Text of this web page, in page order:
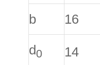
b 16
d0 14